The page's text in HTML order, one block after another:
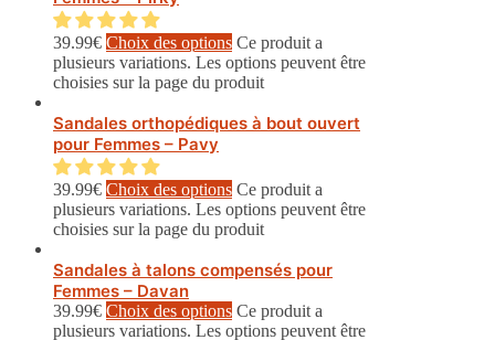
39.99€ Choix des options Ce produit a
plusieurs variations. Les options peuvent être
choisies sur la page du produit
Sandales orthopédiques à bout ouvert
pour Femmes – Pavy
39.99€ Choix des options Ce produit a
plusieurs variations. Les options peuvent être
choisies sur la page du produit
Sandales à talons compensés pour
Femmes – Davan
39.99€ Choix des options Ce produit a
plusieurs variations. Les options peuvent être